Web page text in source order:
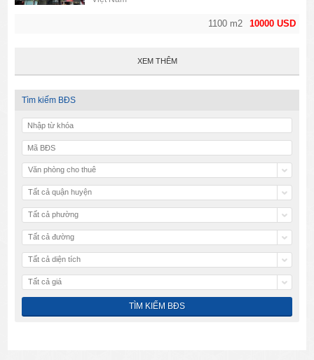
10000 USD
1100 m2
XEM THÊM
Tìm kiếm BĐS
Văn phòng cho thuê
Tất cả quận huyện
Tất cả phường
Tất cả đường
Tất cả diện tích
Tất cả giá